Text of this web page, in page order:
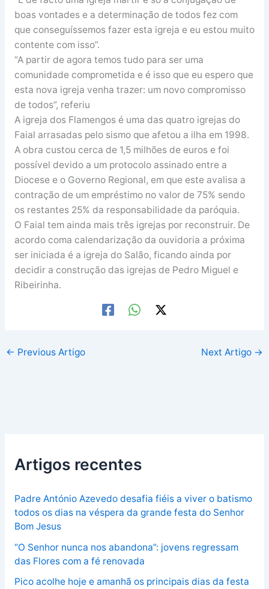
boas vontades e a determinação de todos fez com
que conseguíssemos fazer esta igreja e eu estou muito
contente com isso”.
“A partir de agora temos tudo para ser uma
comunidade comprometida e é isso que eu espero que
esta nova igreja venha trazer: um novo compromisso
de todos”, referiu
A igreja dos Flamengos é uma das quatro igrejas do
Faial arrasadas pelo sismo que afetou a ilha em 1998.
A obra custou cerca de 1,5 milhões de euros e foi
possível devido a um protocolo assinado entre a
Diocese e o Governo Regional, em que este avalisa a
contração de um empréstimo no valor de 75% sendo
os restantes 25% da responsabilidade da paróquia.
O Faial tem ainda mais três igrejas por reconstruir. De
acordo coma calendarização da ouvidoria a próxima
ser iniciada é a igreja do Salão, ficando ainda por
decidir a construção das igrejas de Pedro Miguel e
Ribeirinha.
← Previous Artigo Next Artigo →
Artigos recentes
Padre António Azevedo desafia fiéis a viver o batismo
todos os dias na véspera da grande festa do Senhor
Bom Jesus
“O Senhor nunca nos abandona”: jovens regressam
das Flores com a fé renovada
Pico acolhe hoje e amanhã os principais dias da festa